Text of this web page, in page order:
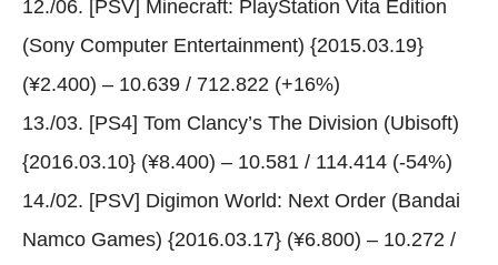
12./06. [PSV] Minecraft: PlayStation Vita Edition
(Sony Computer Entertainment) {2015.03.19}
(¥2.400) – 10.639 / 712.822 (+16%)
13./03. [PS4] Tom Clancy’s The Division (Ubisoft)
{2016.03.10} (¥8.400) – 10.581 / 114.414 (-54%)
14./02. [PSV] Digimon World: Next Order (Bandai
Namco Games) {2016.03.17} (¥6.800) – 10.272 /